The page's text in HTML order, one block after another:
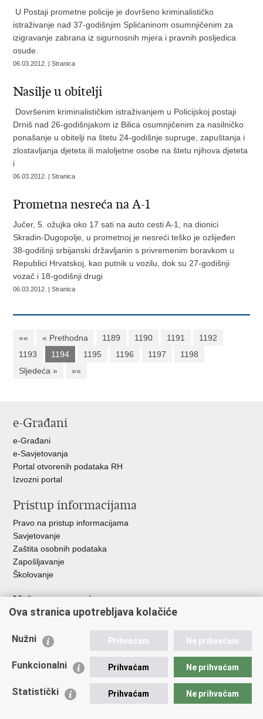
U Postaji prometne policije je dovršeno kriminalističko
istraživanje nad 37-godišnjim Splićaninom osumnjičenim za
izigravanje zabrana iz sigurnosnih mjera i pravnih posljedica
osude.
06.03.2012. | Stranica
Nasilje u obitelji
Dovršenim kriminalističkim istraživanjem u Policijskoj postaji
Drniš nad 26-godišnjakom iz Bilica osumnjičenim za nasilničko
ponašanje u obitelji na štetu 24-godišnje supruge, zapuštanja i
zlostavljanja djeteta ili maloljetne osobe na štetu njihova djeteta
i
06.03.2012. | Stranica
Prometna nesreća na A-1
Jučer, 5. ožujka oko 17 sati na auto cesti A-1, na dionici
Skradin-Dugopolje, u prometnoj je nesreći teško je ozlijeđen
38-godišnji srbijanski državljanin s privremenim boravkom u
Republici Hrvatskoj, kao putnik u vozilu, dok su 27-godišnji
vozač i 18-godišnji drugi
06.03.2012. | Stranica
«« « Prethodna 1189 1190 1191
1192
1193
1194 1195 1196 1197
1198
Sljedeća »
»»
e-Građani
e-Građani
e-Savjetovanja
Portal otvorenih podataka RH
Izvozni portal
Pristup informacijama
Pravo na pristup informacijama
Savjetovanje
Zaštita osobnih podataka
Zapošljavanje
Školovanje
Važne poveznice
Ministarstvo unutarnjih poslova
Udruge
Policijska akademija
Zaklada policijske solidarnosti
Ova stranica upotrebljava kolačiće
Nužni Prihvaćam Ne prihvaćam
Funkcionalni Prihvaćam Ne prihvaćam
Statistički Prihvaćam Ne prihvaćam